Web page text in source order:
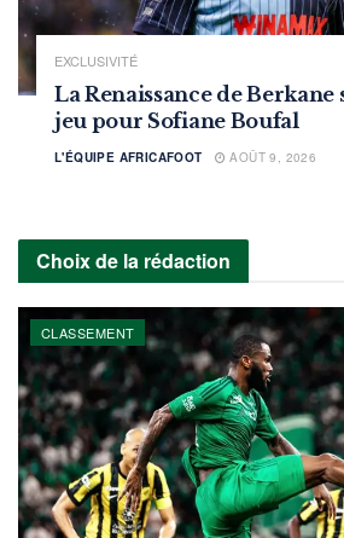
EXCLUSIVITÉ
La Renaissance de
jeu pour Sofiane Boufal
L'ÉQUIPE AFRICAFOOT AOÛT 9, 2026
Choix de la rédaction
CLASSEMENT